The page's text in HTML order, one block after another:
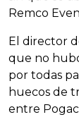
Remco
El director
que no
por todas
huecos de
entre